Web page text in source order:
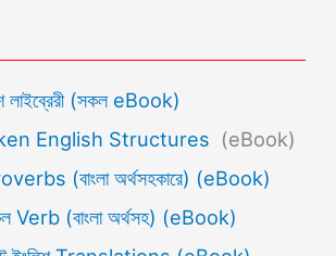
লাইব্রেরী (সকল eBook)
English Structures (eBook)
(বাংলা অর্থসহকারে) (eBook)
Verb (বাংলা অর্থসহ) (eBook)